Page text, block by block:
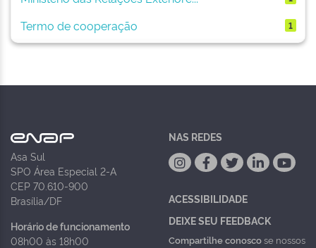
Termo de cooperação 1
Asa Sul
SPO Área Especial 2-A
CEP 70.610-900
Brasília/DF
Horário de funcionamento
08h00 às 18h00
NAS REDES
ACESSIBILIDADE
DEIXE SEU FEEDBACK
Compartilhe conoscose nossos